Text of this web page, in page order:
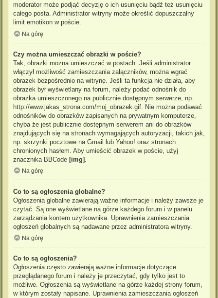
moderator może podjąć decyzję o ich usunięciu bądź też usunięciu
całego posta. Administrator witryny może określić dopuszczalny
limit emotikon w poście.
Na górę
Czy można umieszczać obrazki w poście?
Tak, obrazki można umieszczać w postach. Jeśli administrator
włączył możliwość zamieszczania załączników, można wgrać
obrazek bezpośrednio na witrynę. Jeśli ta funkcja nie działa, aby
obrazek był wyświetlany na forum, należy podać odnośnik do
obrazka umieszczonego na publicznie dostępnym serwerze, np.
http://www.jakas_strona.com/moj_obrazek.gif. Nie można podawać
odnośników do obrazków zapisanych na prywatnym komputerze,
chyba że jest publicznie dostępnym serwerem ani do obrazków
znajdujących się na stronach wymagających autoryzacji, takich jak,
np. skrzynki pocztowe na Gmail lub Yahoo! oraz stronach
chronionych hasłem. Aby umieścić obrazek w poście, użyj
znacznika BBCode [img]
Na górę
Co to są ogłoszenia globalne?
Ogłoszenia globalne zawierają ważne informacje i należy zawsze je
czytać. Są one wyświetlane na górze każdego forum i w panelu
zarządzania kontem użytkownika. Uprawnienia zamieszczania
ogłoszeń globalnych są nadawane przez administratora witryny.
Na górę
Co to są ogłoszenia?
Ogłoszenia często zawierają ważne informacje dotyczące
przeglądanego forum i należy je przeczytać, gdy tylko jest to
możliwe. Ogłoszenia są wyświetlane na górze każdej strony forum,
w którym zostały napisane. Uprawnienia zamieszczania ogłoszeń